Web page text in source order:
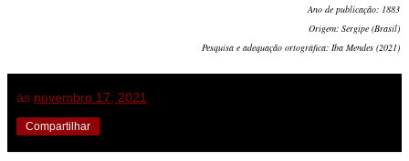
Ano de publicação: 1883
Origem: Sergipe (Brasil)
Pesquisa e adequação ortográfica: Iba Mendes (2021)
às novembro 17, 2021
Compartilhar